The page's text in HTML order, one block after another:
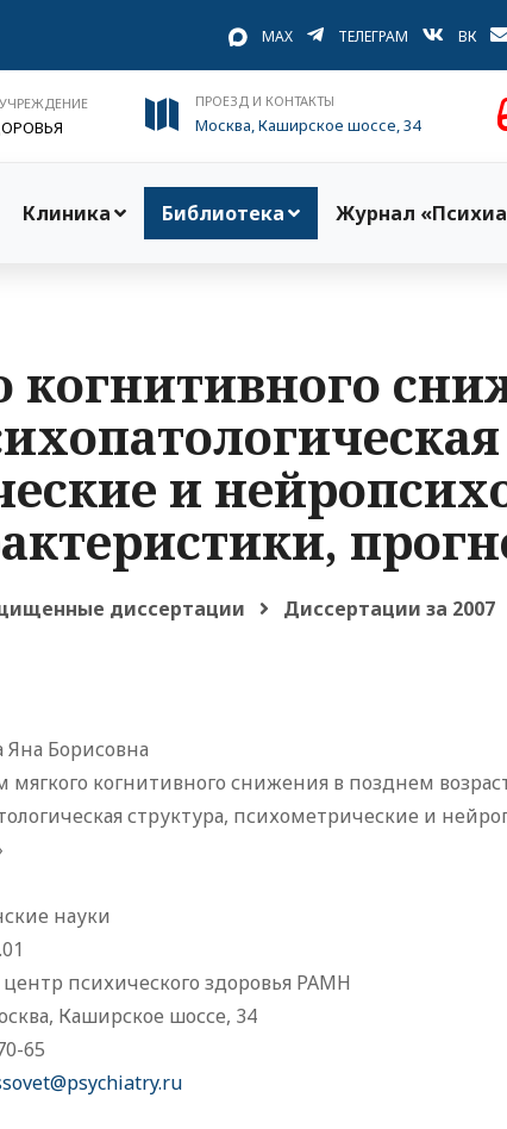
MAX ТЕЛЕГРАМ ВК
ПРОЕЗД И КОНТАКТЫ
Москва, Каширское шоссе, 34
Клиника Библиотека Журнал
и
диссертации Диссертации за 2007
Яна Борисовна
мягкого когнитивного снижения в позднем
структура, психометрические и
науки
психического здоровья РАМН
Каширское шоссе, 34
65